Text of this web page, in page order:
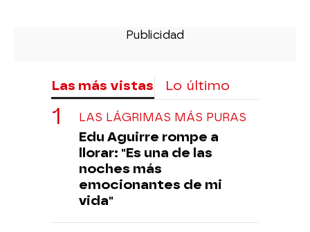
Las más vistas Lo último
LAS LÁGRIMAS MÁS PURAS
Edu Aguirre rompe a
llorar: "Es una de las
noches más
emocionantes de mi
vida"